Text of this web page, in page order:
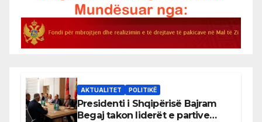
AKTUALITET POLITIKË
Presidenti i Shqipërisë Bajram
Begaj takon liderët e partive